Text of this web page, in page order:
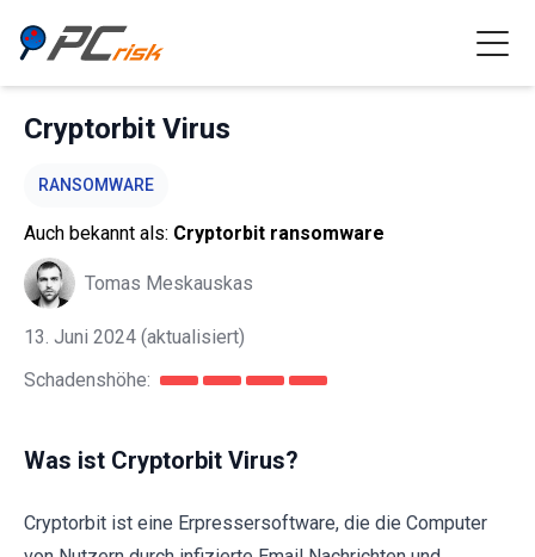
Cryptorbit Virus
RANSOMWARE
Auch bekannt als: Cryptorbit ransomware
Tomas Meskauskas
13. Juni 2024 (aktualisiert)
Schadenshöhe:
Was ist Cryptorbit Virus?
Cryptorbit ist eine Erpressersoftware, die die Computer